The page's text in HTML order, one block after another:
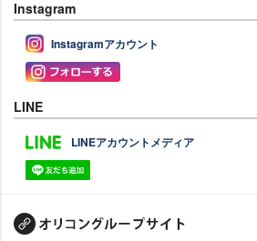
Instagram
Instagramアカウント
LINE
LINEアカウントメディア